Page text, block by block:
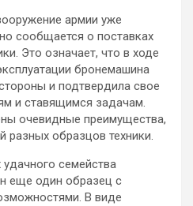
армии уже
сообщается о поставках
Это означает, что в ходе
бронемашина
и подтвердила свое
и ставящимся задачам.
очевидные преимущества,
разных образцов техники.
семейства
еще один образец с
В виде